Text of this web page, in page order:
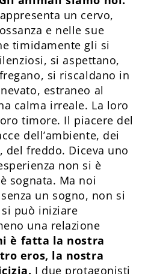
un cervo,
e nelle sue
timidamente gli si
si aspettano,
si riscaldano in
estraneo al
calma irreale. La loro
timore. Il piacere del
dell’ambiente, dei
del freddo. Diceva uno
non si è
sognata. Ma noi
un sogno, non si
può iniziare
una relazione
è fatta la nostra
eros, la nostra
I due protagonisti